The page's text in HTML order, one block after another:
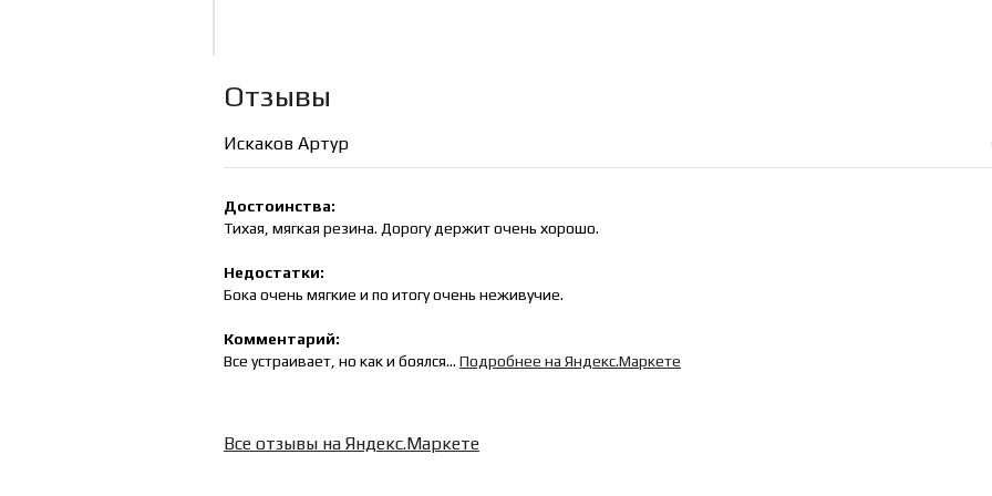
Отзывы
Искаков Артур
Достоинства:
Тихая, мягкая резина. Дорогу держит очень хорошо.
Недостатки:
Бока очень мягкие и по итогу очень неживучие.
Комментарий:
Все устраивает, но как и боялся... Подробнее на Яндекс.Маркете
Все отзывы на Яндекс.Маркете